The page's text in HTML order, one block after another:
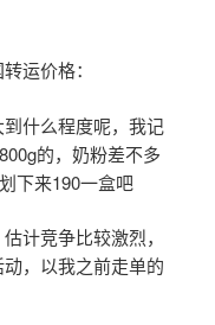
运价格：
什么程度呢，我记
的，奶粉差不多
下来190一盒吧
计竞争比较激烈，
，以我之前走单的